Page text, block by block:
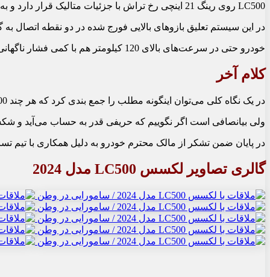
LC500 روی رینگ 21 اینچی رخ تراش با جزئیات متالیک قرار دارد و به لطف همین رینگ و لاستیک خاص و سیستم تعلیقی که چند اتصالی و دو مفصلی است چنان فرمان‌‏پذیری بی‏‌نظیری دارد که مبهوت کننده است.
در این سیستم تعلیق بازوهای بالایی فورج شده در دو نقطه اتصال
خودرو حتی در سرعت‏‌های بالای 120 کیلومتر هم با کمی فشار ناگهانی به پدال، از زمین کنده خواهد شد و چیزی به نام کم آوردن در کارش نیست.
کلام آخر
در یک نگاه کلی می‌‏توان این‏گونه مطلب را جمع بندی کرد که هر چند LC500 یک کوپه قدرتمند V8 با مهندسی ناب ژاپنی است اما نمی‏‌توان از آن هیجان رانندگی با پونی کارهای قلدر آمریکایی را گرفت.
ولی بی‏انصافی است اگر نگوییم که حریفی قدر به حساب می‏‌آید و
در پایان ضمن تشکر از مالک محترم خودرو به دلیل همکاری با
گالری تصاویر لکسس LC500 مدل 2024